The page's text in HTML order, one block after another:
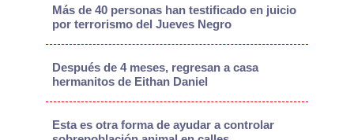
Más de 40 personas han testificado en juicio
por terrorismo del Jueves Negro
Después de 4 meses, regresan a casa
hermanitos de Eithan Daniel
Esta es otra forma de ayudar a controlar